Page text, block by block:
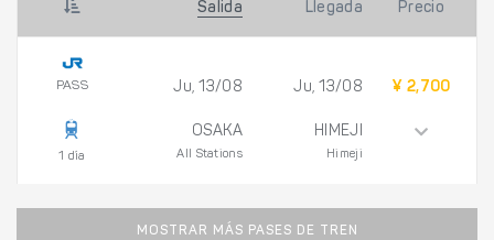
Salida Llegada Precio
PASS
1 día
Ju, 13/08
OSAKA
All Stations
Ju, 13/08
HIMEJI
Himeji
¥ 2,700
MOSTRAR MÁS PASES DE TREN